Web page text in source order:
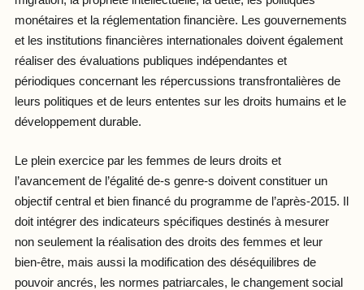
monétaires et la réglementation financière. Les gouvernements
et les institutions financières internationales doivent également
réaliser des évaluations publiques indépendantes et
périodiques concernant les répercussions transfrontalières de
leurs politiques et de leurs ententes sur les droits humains et le
développement durable.
Le plein exercice par les femmes de leurs droits et
l’avancement de l’égalité de-s genre-s doivent constituer un
objectif central et bien financé du programme de l’après-2015. Il
doit intégrer des indicateurs spécifiques destinés à mesurer
non seulement la réalisation des droits des femmes et leur
bien-être, mais aussi la modification des déséquilibres de
pouvoir ancrés, les normes patriarcales, le changement social